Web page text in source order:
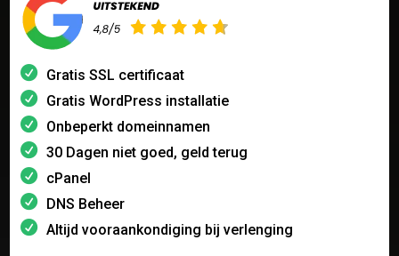
Gratis SSL certificaat
Gratis WordPress installatie
Onbeperkt domeinnamen
30 Dagen niet goed, geld terug
cPanel
DNS Beheer
Altijd vooraankondiging bij verlenging